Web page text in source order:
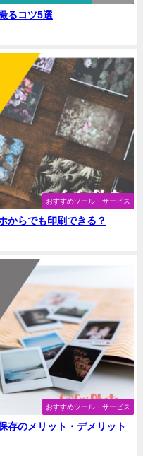
るコツ5選
おすすめツール・サービス
からでも印刷できる？
おすすめツール・サービス
存のメリット・デメリット